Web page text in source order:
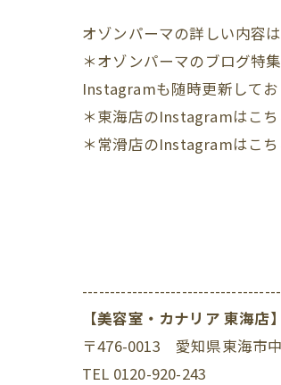
オゾンパーマの詳しい内容
＊オゾンパーマのブログ特
Instagramも随時更新してお
＊東海店のInstagramはこち
＊常滑店のInstagramはこち
【美容室・カナリア 東海店】
〒476-0013 愛知県東海市
TEL 0120-920-243